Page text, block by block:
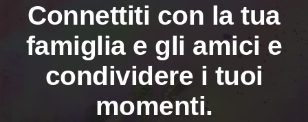
Connettiti con la tua
famiglia e gli amici e
condividere i tuoi
momenti.